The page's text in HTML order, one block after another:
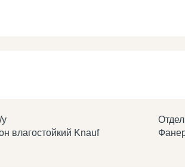
влагостойкий Knauf